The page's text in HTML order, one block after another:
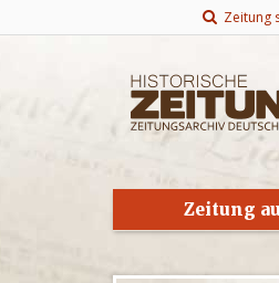
Zeitung
Zeitung